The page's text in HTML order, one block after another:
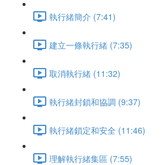
執行緒簡介 (7:41)
建立一條執行緒 (7:35)
取消執行緒 (11:32)
執行緒封鎖和協調 (9:37)
執行緒鎖定和安全 (11:46)
理解執行緒集區 (7:55)